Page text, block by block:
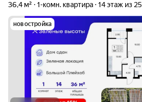
36,4 м²
1-комн. квартира 14 этаж из 25
новостройка